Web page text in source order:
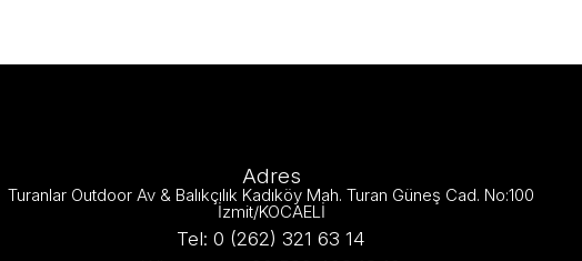
Adres
Turanlar Outdoor Av & Balıkçılık Kadıköy Mah. Turan Güneş Cad. No:100
İzmit/KOCAELİ
Tel: 0 (262) 321 63 14